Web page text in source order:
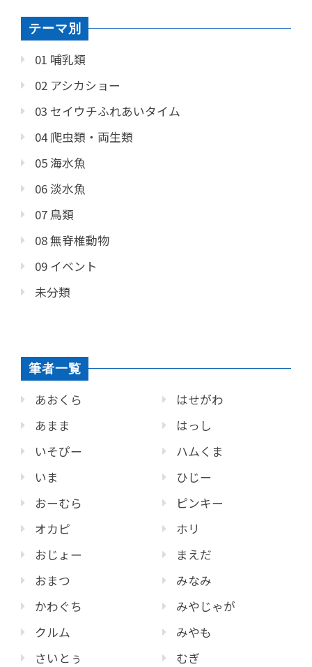
テーマ別
01 哺乳類
02 アシカショー
03 セイウチふれあいタイム
04 爬虫類・両生類
05 海水魚
06 淡水魚
07 鳥類
08 無脊椎動物
09 イベント
未分類
筆者一覧
あおくら
あまま
いそぴー
いま
おーむら
オカピ
おじょー
おまつ
かわぐち
クルム
さいとぅ
はせがわ
はっし
ハムくま
ひじー
ピンキー
ホリ
まえだ
みなみ
みやじゃが
みやも
むぎ